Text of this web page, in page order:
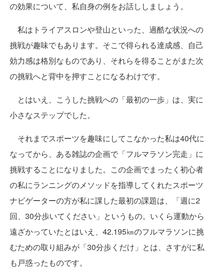
の効果について、私自身の例をお話ししましょう。
私はトライアスロンや登山といった、過酷な状況への
挑戦が趣味でもあります。そこで得られる達成感、自己
効力感は格別なものであり、それらを得ることがまた次
の挑戦へと背中を押すことになるわけです。
とはいえ、こうした挑戦への「最初の一歩」は、実に
小さなステップでした。
それまでスポーツを趣味にしてこなかった私は40代に
なってから、ある雑誌の企画で「フルマラソン完走」に
挑戦することになりました。この企画でまったく初心者
の私にランニングのメソッドを指導してくれたスポーツ
ナビゲーターの方が私に課した最初の課題は、「週に2
回、30分歩いてください」というもの。いくら運動から
遠ざかっていたとはいえ、42.195㎞のフルマラソンに挑
むための取り組みが「30分歩くだけ」とは、さすがに私
も戸惑ったものです。